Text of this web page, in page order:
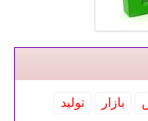
بازار
تولید